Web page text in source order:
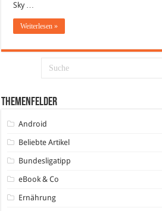
Sky …
Weiterlesen »
Themenfelder
Android
Beliebte Artikel
Bundesligatipp
eBook & Co
Ernährung